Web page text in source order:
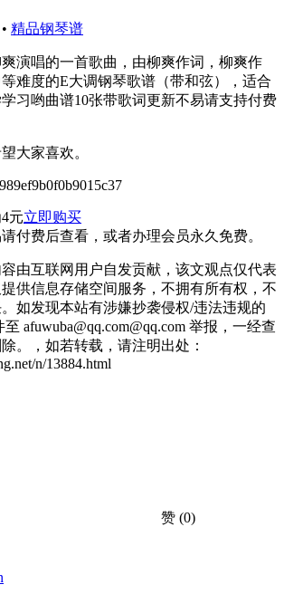
• 精品钢琴谱
爽演唱的一首歌曲，由柳爽作词，柳爽作
难度的E大调钢琴歌谱（带和弦），适合
习哟曲谱10张带歌词更新不易请支持付费
大家喜欢。
4元立即购买
付费后查看，或者办理会员永久免费。
由互联网用户自发贡献，该文观点仅代表
供信息存储空间服务，不拥有所有权，不
如发现本站有涉嫌抄袭侵权/违法违规的
afuwuba@qq.com@qq.com 举报，一经查
。，如若转载，请注明出处：
n/13884.html
赞 (0)